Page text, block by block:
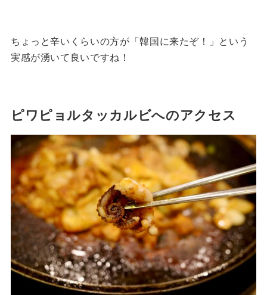
ちょっと辛いくらいの方が「韓国に来たぞ！」という
実感が湧いて良いですね！
ピワピョルタッカルビへのアクセス